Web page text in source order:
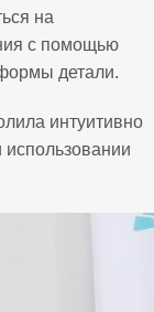
на
с помощью
детали.
интуитивно
использовании